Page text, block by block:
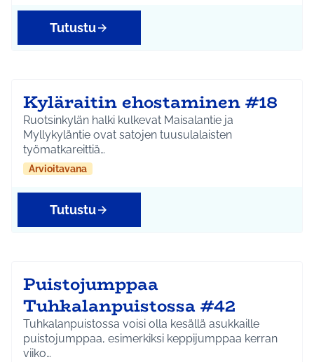
Tutustu
Kyläraitin ehostaminen #18
Ruotsinkylän halki kulkevat Maisalantie ja
Myllykyläntie ovat satojen tuusulalaisten
työmatkareittiä…
Arvioitavana
Tutustu
Puistojumppaa
Tuhkalanpuistossa #42
Tuhkalanpuistossa voisi olla kesällä asukkaille
puistojumppaa, esimerkiksi keppijumppaa kerran
viiko…